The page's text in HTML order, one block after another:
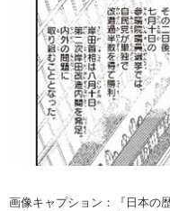
画像キャプション：『日本の